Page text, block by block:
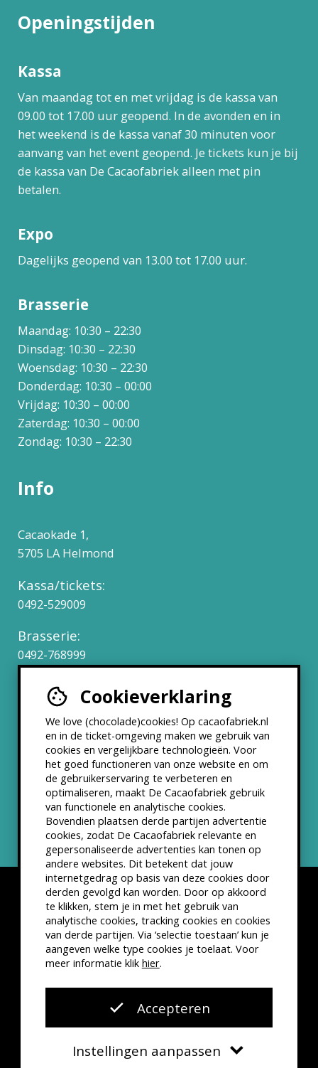
Cookieverklaring
We love (chocolade)cookies! Op cacaofabriek.nl
en in de ticket-omgeving maken we gebruik van
cookies en vergelijkbare technologieën. Voor
het goed functioneren van onze website en om
de gebruikerservaring te verbeteren en
optimaliseren, maakt De Cacaofabriek gebruik
van functionele en analytische cookies.
Bovendien plaatsen derde partijen advertentie
cookies, zodat De Cacaofabriek relevante en
gepersonaliseerde advertenties kan tonen op
andere websites. Dit betekent dat jouw
internetgedrag op basis van deze cookies door
derden gevolgd kan worden. Door op akkoord
te klikken, stem je in met het gebruik van
analytische cookies, tracking cookies en cookies
van derde partijen. Via ‘selectie toestaan’ kun je
aangeven welke type cookies je toelaat. Voor
meer informatie klik hier.
Accepteren
Instellingen aanpassen
Openingstijden
Kassa
Van maandag tot en met vrijdag is de kassa van
09.00 tot 17.00 uur geopend. In de avonden en in
het weekend is de kassa vanaf 30 minuten voor
aanvang van het event geopend. Je tickets kun je bij
de kassa van De Cacaofabriek alleen met pin
betalen.
Expo
Dagelijks geopend van 13.00 tot 17.00 uur.
Brasserie
Maandag: 10:30 – 22:30
Dinsdag: 10:30 – 22:30
Woensdag: 10:30 – 22:30
Donderdag: 10:30 – 00:00
Vrijdag: 10:30 – 00:00
Zaterdag: 10:30 – 00:00
Zondag: 10:30 – 22:30
Info
Cacaokade 1,
5705 LA Helmond
Kassa/tickets:
0492-529009
Brasserie:
0492-768999
Werken bij
Partners & Samenwerkingen
ANBI status
Nieuwsbrief
Disclaimer Privacyverklaring
Kleine lettertjes
VSCD Bezoekersvoorwaarden
Website doorThe Cre8ion.Lab